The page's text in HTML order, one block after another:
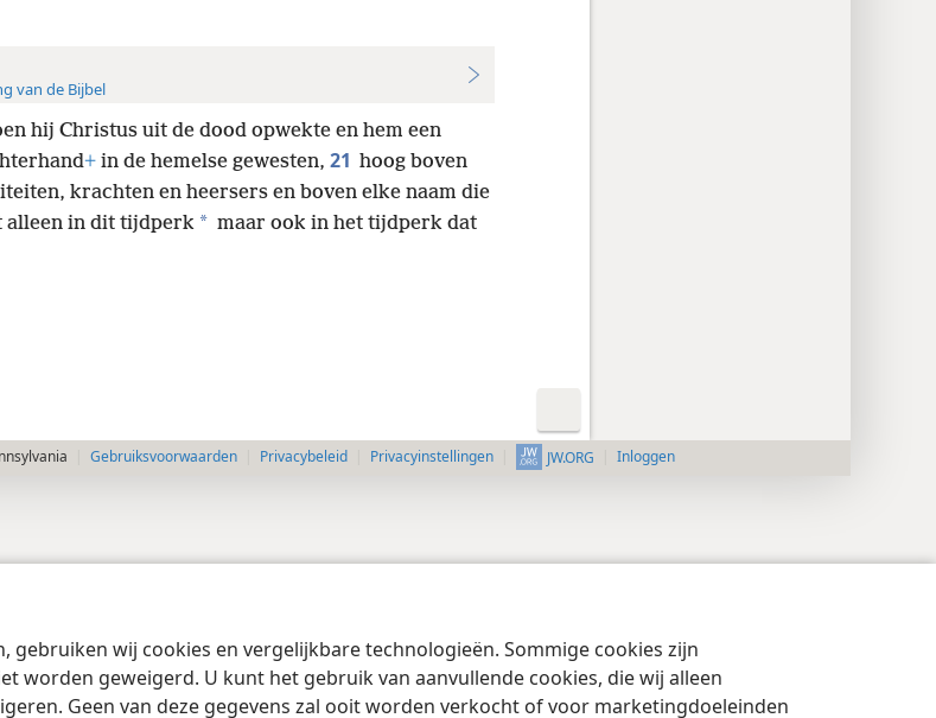
wij cookies en vergelijkbare technologieën. Sommige cookies zijn
worden geweigerd. U kunt het gebruik van aanvullende cookies, die wij alleen
Geen van deze gegevens zal ooit worden verkocht of voor marketingdoeleinden
van de Bijbel
hij Christus uit de dood opwekte en hem een
+in de hemelse gewesten, 21 hoog boven
krachten en heersers en boven elke naam die
in dit tijdperk * maar ook in het tijdperk dat
Gebruiksvoorwaarden Privacybeleid Privacyinstellingen JW.ORG Inloggen